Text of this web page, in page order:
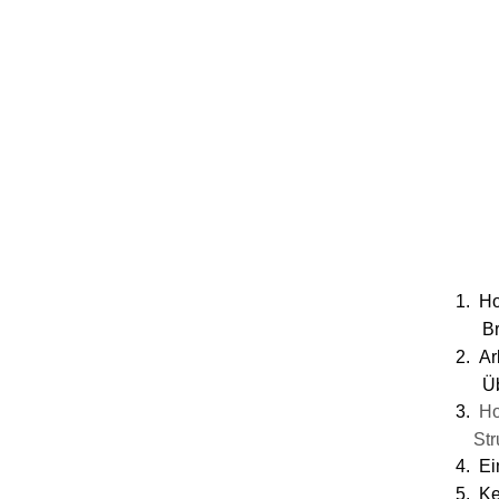
1.
2.
3.
4.
5.